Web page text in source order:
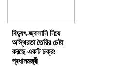
বিদ্যুৎ-জ্বালানি নিয়ে
অস্থিরতা তৈরির চেষ্টা
করছে একটি চক্র:
প্রধানমন্ত্রী